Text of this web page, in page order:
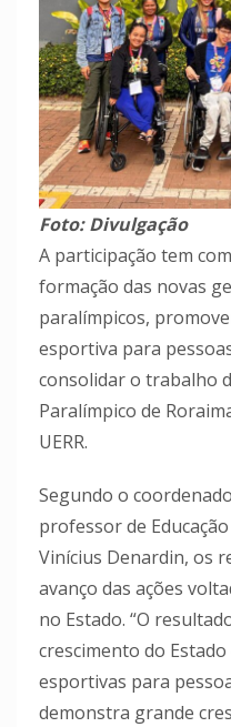
Foto: Divulgação
A participação tem
formação das novas
paralímpicos,
esportiva para
consolidar o trabalho
Paralímpico de
UERR.
Segundo o
professor de Educação
Vinícius Denardin, os
avanço das ações
no Estado. “O
crescimento do
esportivas para
demonstra grande